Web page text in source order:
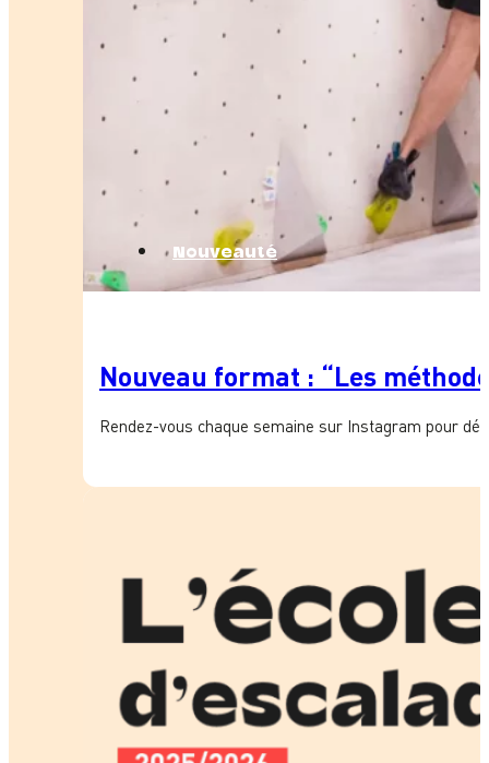
Nouveauté
Nouveau format : “Les
Rendez-vous chaque semaine sur Instagram pour